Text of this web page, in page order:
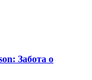
Забота о